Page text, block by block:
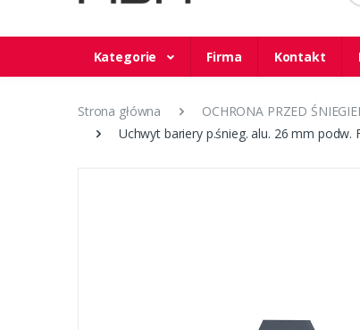
Kategorie Firma Kontakt
Strona główna OCHRONA PRZED
Uchwyt bariery p.śnieg. alu. 26 mm podw.